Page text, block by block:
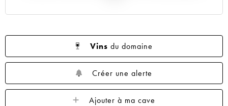
Vins du domaine
Créer une alerte
Ajouter à ma cave